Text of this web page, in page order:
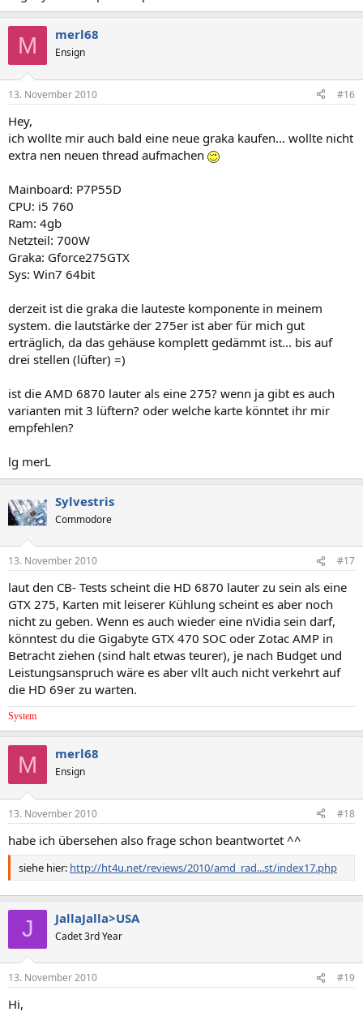
M merl68
Ensign
13. November 2010 #16
Hey,
ich wollte mir auch bald eine neue graka kaufen... wollte nicht
extra nen neuen thread aufmachen
Mainboard: P7P55D
CPU: i5 760
Ram: 4gb
Netzteil: 700W
Graka: Gforce275GTX
Sys: Win7 64bit
derzeit ist die graka die lauteste komponente in meinem
system. die lautstärke der 275er ist aber für mich gut
erträglich, da das gehäuse komplett gedämmt ist... bis auf
drei stellen (lüfter) =)
ist die AMD 6870 lauter als eine 275? wenn ja gibt es auch
varianten mit 3 lüftern? oder welche karte könntet ihr mir
empfehlen?
lg merL
Sylvestris
Commodore
13. November 2010 #17
laut den CB- Tests scheint die HD 6870 lauter zu sein als eine
GTX 275, Karten mit leiserer Kühlung scheint es aber noch
nicht zu geben. Wenn es auch wieder eine nVidia sein darf,
könntest du die Gigabyte GTX 470 SOC oder Zotac AMP in
Betracht ziehen (sind halt etwas teurer), je nach Budget und
Leistungsanspruch wäre es aber vllt auch nicht verkehrt auf
die HD 69er zu warten.
System
M merl68
Ensign
13. November 2010 #18
habe ich übersehen also frage schon beantwortet ^^
siehe hier: http://ht4u.net/reviews/2010/amd_rad...st/index17.php
J JallaJalla>USA
Cadet 3rd Year
13. November 2010 #19
Hi,